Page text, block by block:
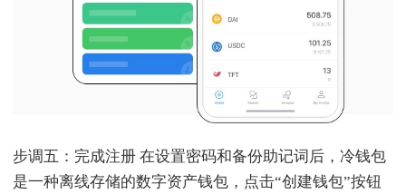
步调五：完成注册 在设置密码和备份助记词后，冷钱包
是一种离线存储的数字资产钱包，点击“创建钱包”按钮